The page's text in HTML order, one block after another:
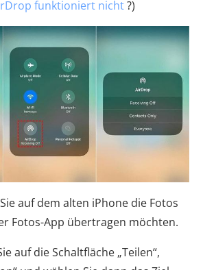
funktioniert nicht?)
auf dem alten iPhone die Fotos
Fotos-App übertragen möchten.
auf die Schaltfläche „Teilen“,